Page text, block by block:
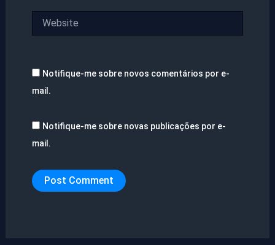
Notifique-me sobre novos comentários por e-
mail.
Notifique-me sobre novas publicações por e-
mail.